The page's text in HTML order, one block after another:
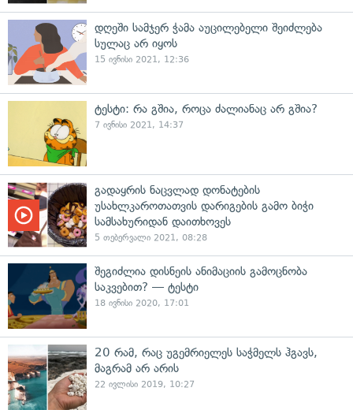
დღეში სამჯერ ჭამა აუცილებელი შეიძლება
სულაც არ იყოს
15 ივნისი 2021, 12:36
ტესტი: რა გშია, როცა ძალიანაც არ გშია?
7 ივნისი 2021, 14:37
გადაყრის ნაცვლად დონატების
უსახლკაროთათვის დარიგების გამო ბიჭი
სამსახურიდან დაითხოვეს
5 თებერვალი 2021, 08:28
შეგიძლია დისნეის ანიმაციის გამოცნობა
საკვებით? — ტესტი
18 ივნისი 2020, 17:01
20 რამ, რაც უგემრიელეს საჭმელს ჰგავს,
მაგრამ არ არის
22 ივლისი 2019, 10:27